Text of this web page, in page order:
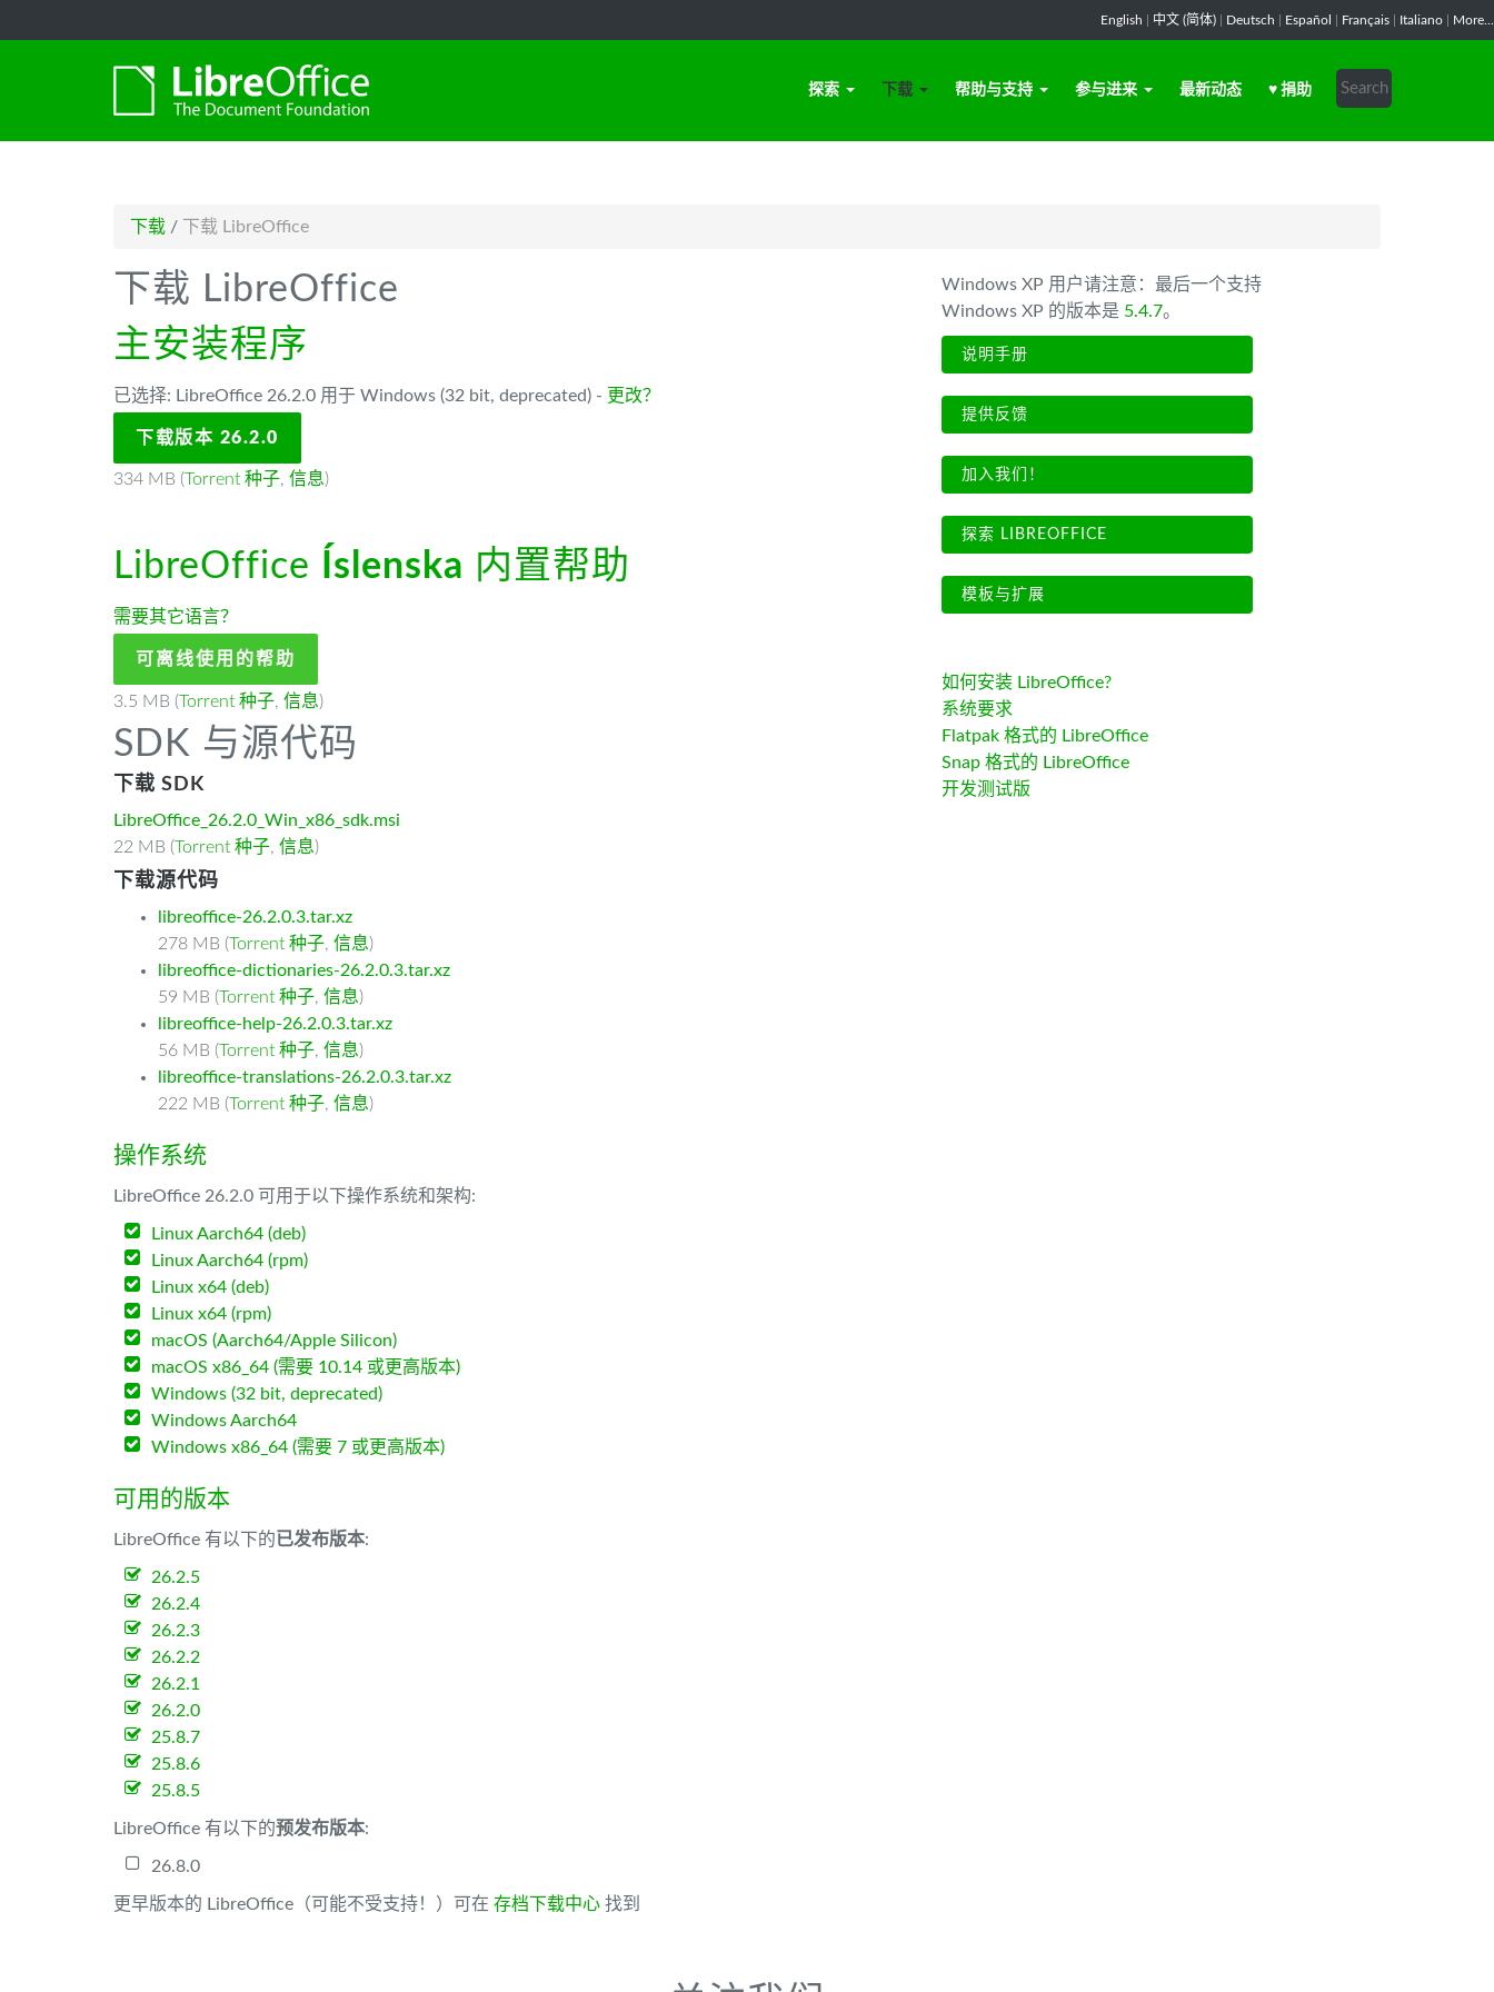
English 中文 (简体) Deutsch Español Français Italiano More...
探索 下载 帮助与支持 参与进来 最新动态 ♥ 捐助
下载 / 下载 LibreOffice
下载 LibreOffice
主安装程序
已选择: LibreOffice 26.2.0 用于 Windows (32 bit, deprecated) - 更改？
下载版本 26.2.0
334 MB (Torrent 种子, 信息)
LibreOffice Íslenska 内置帮助
需要其它语言？
可离线使用的帮助
3.5 MB (Torrent 种子, 信息)
SDK 与源代码
下载 SDK
LibreOffice_26.2.0_Win_x86_sdk.msi
22 MB (Torrent 种子, 信息)
下载源代码
libreoffice-26.2.0.3.tar.xz
278 MB (Torrent 种子, 信息)
libreoffice-dictionaries-26.2.0.3.tar.xz
59 MB (Torrent 种子, 信息)
libreoffice-help-26.2.0.3.tar.xz
56 MB (Torrent 种子, 信息)
libreoffice-translations-26.2.0.3.tar.xz
222 MB (Torrent 种子, 信息)
操作系统
LibreOffice 26.2.0 可用于以下操作系统和架构:
Linux Aarch64 (deb)
Linux Aarch64 (rpm)
Linux x64 (deb)
Linux x64 (rpm)
macOS (Aarch64/Apple Silicon)
macOS x86_64 (需要 10.14 或更高版本)
Windows (32 bit, deprecated)
Windows Aarch64
Windows x86_64 (需要 7 或更高版本)
可用的版本
LibreOffice 有以下的已发布版本:
26.2.5
26.2.4
26.2.3
26.2.2
26.2.1
26.2.0
25.8.7
25.8.6
25.8.5
LibreOffice 有以下的预发布版本:
26.8.0
更早版本的 LibreOffice（可能不受支持！）可在 存档下载中心 找到
Windows XP 用户请注意：最后一个支持
Windows XP 的版本是 5.4.7。
说明手册
提供反馈
加入我们！
探索 LIBREOFFICE
模板与扩展
如何安装 LibreOffice?
系统要求
Flatpak 格式的 LibreOffice
Snap 格式的 LibreOffice
开发测试版